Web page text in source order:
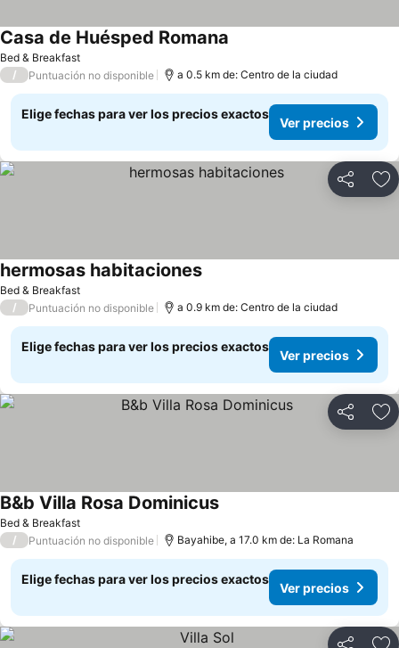
Bed & Breakfast
Casa de Huésped Romana
/ Puntuación no disponible a 0.5 km de: Centro de la ciudad
Elige fechas para ver los precios exactos
Ver precios
Compartir
Bed & Breakfast
hermosas habitaciones
/ Puntuación no disponible a 0.9 km de: Centro de la ciudad
Elige fechas para ver los precios exactos
Ver precios
Compartir
Bed & Breakfast
B&b Villa Rosa Dominicus
/ Puntuación no disponible Bayahibe, a 17.0 km de: La Romana
Elige fechas para ver los precios exactos
Ver precios